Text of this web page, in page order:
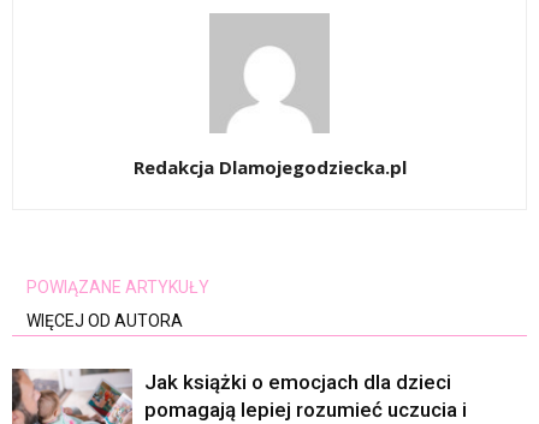
Redakcja Dlamojegodziecka.pl
POWIĄZANE ARTYKUŁY
WIĘCEJ OD AUTORA
Jak książki o emocjach dla dzieci
pomagają lepiej rozumieć uczucia i